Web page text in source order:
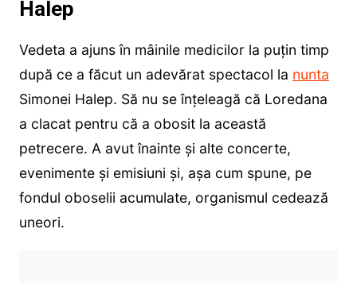
Halep
Vedeta a ajuns în mâinile medicilor la puțin timp
după ce a făcut un adevărat spectacol la nunta
Simonei Halep. Să nu se înțeleagă că Loredana
a clacat pentru că a obosit la această
petrecere. A avut înainte și alte concerte,
evenimente și emisiuni și, așa cum spune, pe
fondul oboselii acumulate, organismul cedează
uneori.